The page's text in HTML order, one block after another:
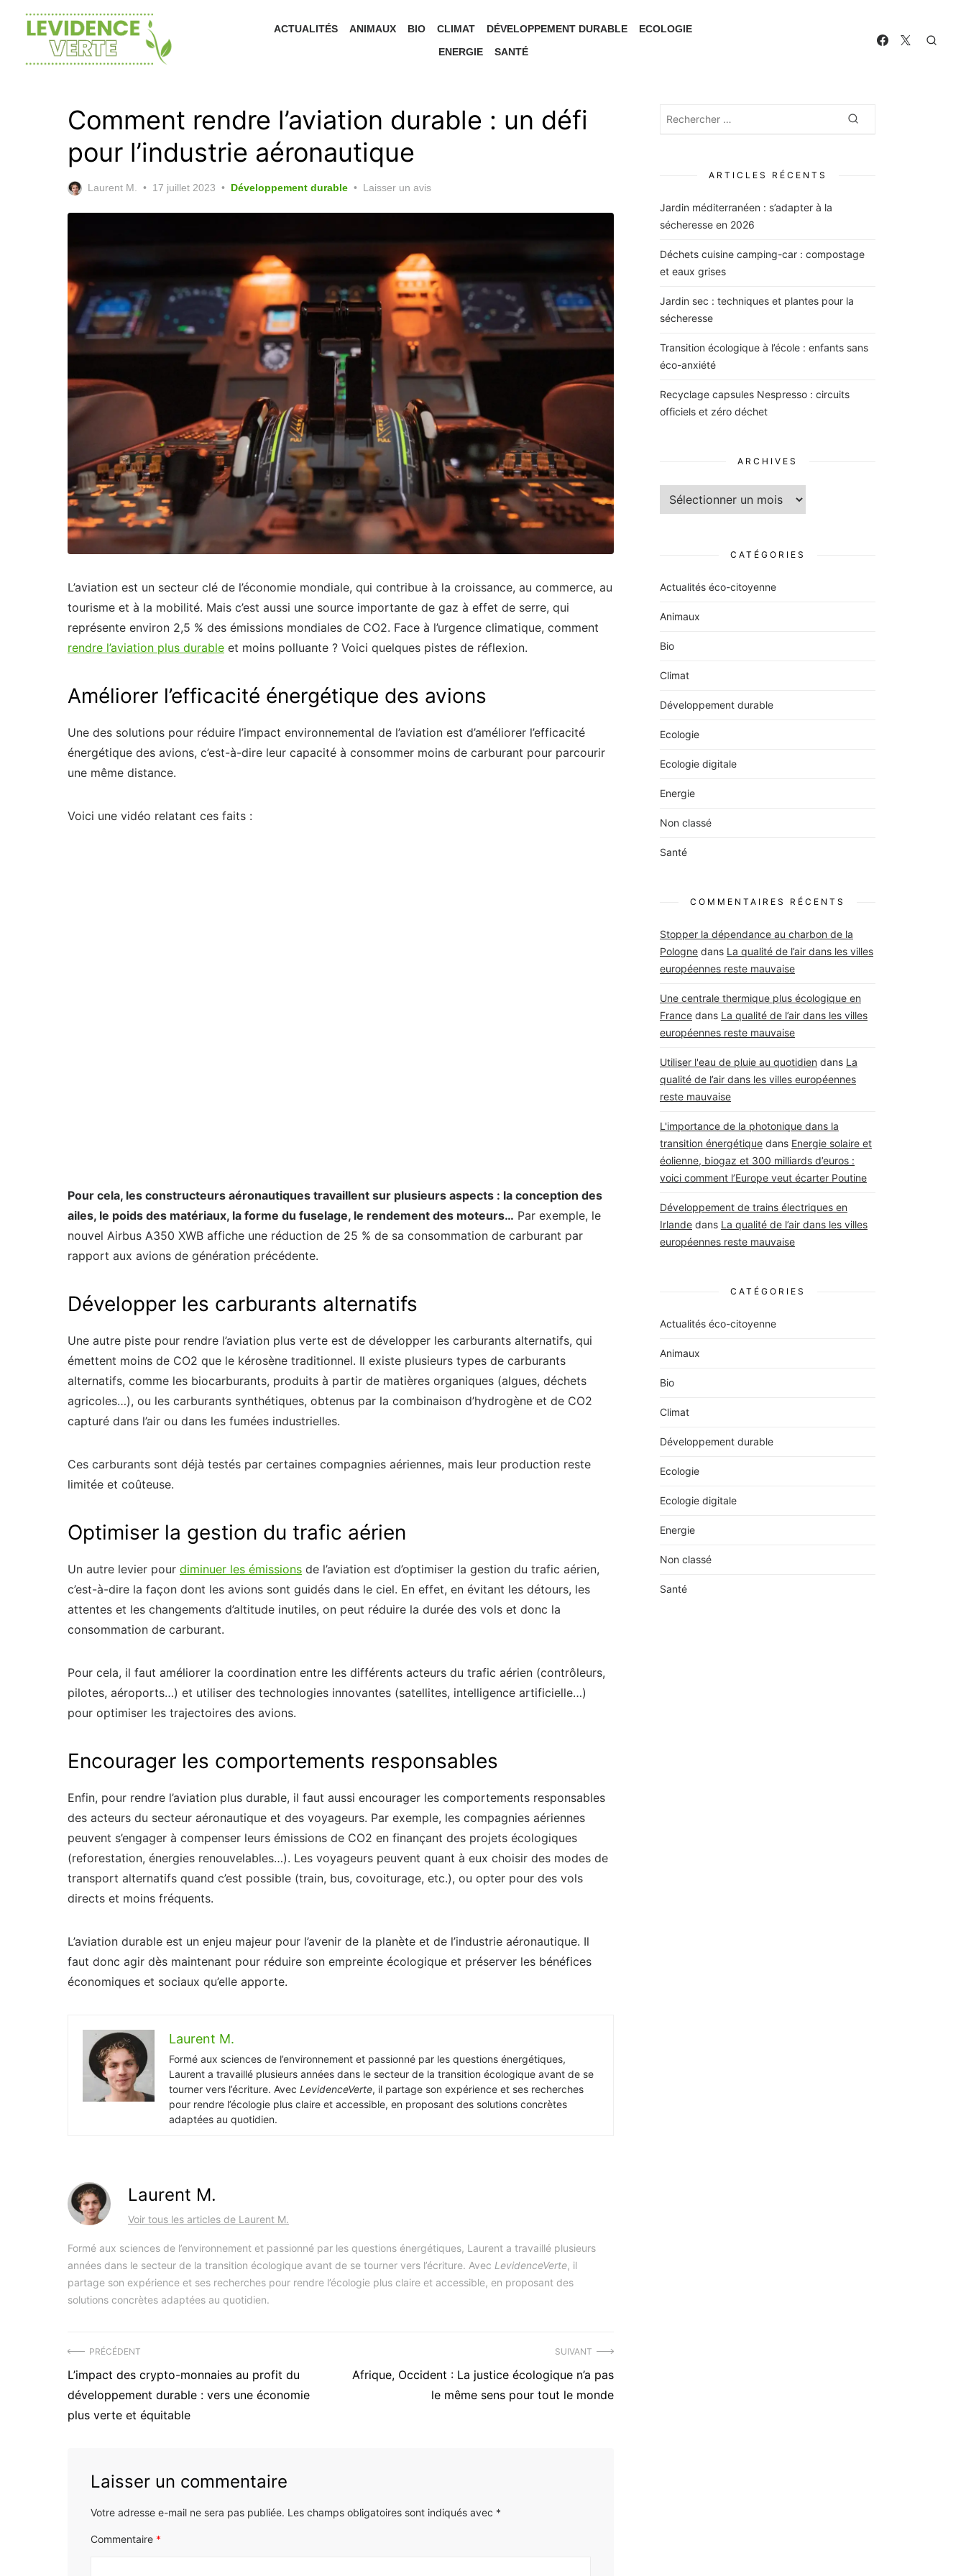
content
ACTUALITÉS ANIMAUX BIO CLIMAT DÉVELOPPEMENT DURABLE
ECOLOGIE
ENERGIE
SANTÉ
Comment rendre l’aviation durable : un défi
pour l’industrie aéronautique
Laurent M.
Posted
17 juillet 2023 Développement durable Laisser un avis
L’aviation est un secteur clé de l’économie mondiale, qui contribue à la croissance, au commerce, au
tourisme et à la mobilité. Mais c’est aussi une source importante de gaz à effet de serre, qui
représente environ 2,5 % des émissions mondiales de CO2. Face à l’urgence climatique, comment
rendre l’aviation plus durable et moins polluante ? Voici quelques pistes de réflexion.
Améliorer l’efficacité énergétique des avions
Une des solutions pour réduire l’impact environnemental de l’aviation est d’améliorer l’efficacité
énergétique des avions, c’est-à-dire leur capacité à consommer moins de carburant pour parcourir
une même distance.
Voici une vidéo relatant ces faits :
Pour cela, les constructeurs aéronautiques travaillent sur plusieurs aspects : la conception des
ailes, le poids des matériaux, la forme du fuselage, le rendement des moteurs… Par exemple, le
nouvel Airbus A350 XWB affiche une réduction de 25 % de sa consommation de carburant par
rapport aux avions de génération précédente.
Développer les carburants alternatifs
Une autre piste pour rendre l’aviation plus verte est de développer les carburants alternatifs, qui
émettent moins de CO2 que le kérosène traditionnel. Il existe plusieurs types de carburants
alternatifs, comme les biocarburants, produits à partir de matières organiques (algues, déchets
agricoles…), ou les carburants synthétiques, obtenus par la combinaison d’hydrogène et de CO2
capturé dans l’air ou dans les fumées industrielles.
Ces carburants sont déjà testés par certaines compagnies aériennes, mais leur production reste
limitée et coûteuse.
Optimiser la gestion du trafic aérien
Un autre levier pour diminuer les émissions de l’aviation est d’optimiser la gestion du trafic aérien,
c’est-à-dire la façon dont les avions sont guidés dans le ciel. En effet, en évitant les détours, les
attentes et les changements d’altitude inutiles, on peut réduire la durée des vols et donc la
consommation de carburant.
Pour cela, il faut améliorer la coordination entre les différents acteurs du trafic aérien (contrôleurs,
pilotes, aéroports…) et utiliser des technologies innovantes (satellites, intelligence artificielle…)
pour optimiser les trajectoires des avions.
Encourager les comportements responsables
Enfin, pour rendre l’aviation plus durable, il faut aussi encourager les comportements responsables
des acteurs du secteur aéronautique et des voyageurs. Par exemple, les compagnies aériennes
peuvent s’engager à compenser leurs émissions de CO2 en finançant des projets écologiques
(reforestation, énergies renouvelables…). Les voyageurs peuvent quant à eux choisir des modes de
transport alternatifs quand c’est possible (train, bus, covoiturage, etc.), ou opter pour des vols
directs et moins fréquents.
L’aviation durable est un enjeu majeur pour l’avenir de la planète et de l’industrie aéronautique. Il
faut donc agir dès maintenant pour réduire son empreinte écologique et préserver les bénéfices
économiques et sociaux qu’elle apporte.
Laurent M.
Formé aux sciences de l’environnement et passionné par les questions énergétiques,
Laurent a travaillé plusieurs années dans le secteur de la transition écologique avant de se
tourner vers l’écriture. Avec LevidenceVerte, il partage son expérience et ses recherches
pour rendre l’écologie plus claire et accessible, en proposant des solutions concrètes
adaptées au quotidien.
Laurent M.
Voir tous les articles de Laurent M.
Formé aux sciences de l’environnement et passionné par les questions énergétiques, Laurent a travaillé plusieurs
années dans le secteur de la transition écologique avant de se tourner vers l’écriture. Avec LevidenceVerte, il
partage son expérience et ses recherches pour rendre l’écologie plus claire et accessible, en proposant des
solutions concrètes adaptées au quotidien.
Navigation
de
l’article
PRÉCÉDENT
Précédent
article
:
L’impact des crypto-monnaies au profit du
développement durable : vers une économie
plus verte et équitable
SUIVANT
Article
Afrique, Occident : La justice écologique n’a pas
le même sens pour tout le monde
Laisser un commentaire
Votre adresse e-mail ne sera pas publiée. Les champs obligatoires sont indiqués avec *
Commentaire *
Rechercher
ARTICLES RÉCENTS
Jardin méditerranéen : s’adapter à la
sécheresse en 2026
Déchets cuisine camping-car : compostage
et eaux grises
Jardin sec : techniques et plantes pour la
sécheresse
Transition écologique à l’école : enfants sans
éco-anxiété
Recyclage capsules Nespresso : circuits
officiels et zéro déchet
ARCHIVES
Archives
CATÉGORIES
Actualités éco-citoyenne
Animaux
Bio
Climat
Développement durable
Ecologie
Ecologie digitale
Energie
Non classé
Santé
COMMENTAIRES RÉCENTS
Stopper la dépendance au charbon de la
Pologne dans La qualité de l’air dans les villes
européennes reste mauvaise
Une centrale thermique plus écologique en
France dans La qualité de l’air dans les villes
européennes reste mauvaise
Utiliser l'eau de pluie au quotidien dans La
qualité de l’air dans les villes européennes
reste mauvaise
L'importance de la photonique dans la
transition énergétique dans Energie solaire et
éolienne, biogaz et 300 milliards d’euros :
voici comment l’Europe veut écarter Poutine
Développement de trains électriques en
Irlande dans La qualité de l’air dans les villes
européennes reste mauvaise
CATÉGORIES
Actualités éco-citoyenne
Animaux
Bio
Climat
Développement durable
Ecologie
Ecologie digitale
Energie
Non classé
Santé